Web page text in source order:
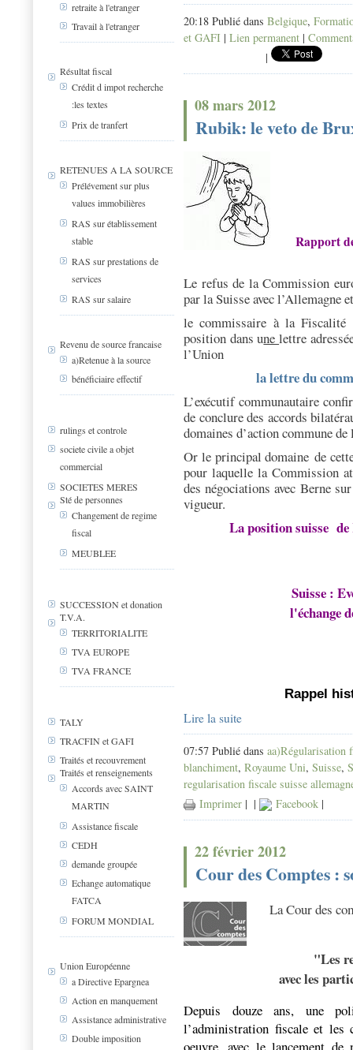
retraite à l'etranger
Travail à l'etranger
Résultat fiscal
Crédit d impot recherche
:les textes
Prix de tranfert
RETENUES A LA SOURCE
Prélévement sur plus
values immobilières
RAS sur établissement
stable
RAS sur prestations de
services
RAS sur salaire
Revenu de source francaise
a)Retenue à la source
bénéficiaire effectif
rulings et controle
societe civile a objet
commercial
SOCIETES MERES
Sté de personnes
Changement de regime
fiscal
MEUBLEE
SUCCESSION et donation
T.V.A.
TERRITORIALITE
TVA EUROPE
TVA FRANCE
TALY
TRACFIN et GAFI
Traités et recouvrement
Traités et renseignements
Accords avec SAINT
MARTIN
Assistance fiscale
CEDH
demande groupée
Echange automatique
FATCA
FORUM MONDIAL
Union Européenne
a Directive Epargnea
Action en manquement
Assistance administrative
Double imposition
20:18 Publié dans Belgique,
et GAFI | Lien permanent |
|
08 mars 2012
Rubik: le veto de
Rapport
Le refus de la Commission
par la Suisse avec l’Allemagne
le commissaire à la
position dans unelettre
l’Union
la lettre du
L’exécutif communautaire
de conclure des accords
domaines d’action commune
Or le principal domaine de
pour laquelle la Commission
des négociations avec Berne
vigueur.
La position suisse de
Suisse :
l'échange
Rappel
Lire la suite
07:57 Publié dans aa)Régularisation
blanchiment, Royaume Uni, Suisse,
regularisation fiscale suisse
Imprimer | | Facebook |
22 février 2012
Cour des Comptes :
La Cour des
"Les
avec les
Depuis douze ans, une
l’administration fiscale et les
oeuvre, avec le lancement de